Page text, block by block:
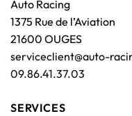
Auto Racing
1375 Rue de l’Aviation
21600 OUGES
serviceclient@auto-
09.86.41.37.03
SERVICES